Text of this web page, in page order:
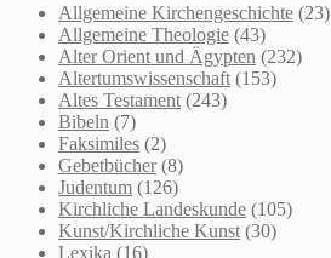
Allgemeine Kirchengeschichte (23)
Allgemeine Theologie (43)
Alter Orient und Ägypten (232)
Altertumswissenschaft (153)
Altes Testament (243)
Bibeln (7)
Faksimiles (2)
Gebetbücher (8)
Judentum (126)
Kirchliche Landeskunde (105)
Kunst/Kirchliche Kunst (30)
Lexika (16)